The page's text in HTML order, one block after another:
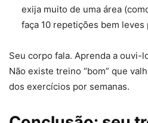
exija muito de uma área
faça 10 repetições bem
Seu corpo fala. Aprenda a ouvi-
Não existe treino “bom” que
dos exercícios por semanas.